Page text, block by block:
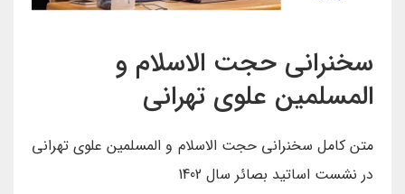
سخنرانی حجت الاسلام و
المسلمین علوی تهرانی
متن کامل سخنرانی حجت الاسلام و المسلمین علوی تهرانی
در نشست اساتید بصائر سال 1402